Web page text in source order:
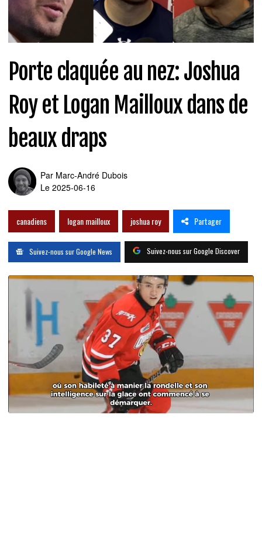
Porte claquée au nez: Joshua
Roy et Logan Mailloux dans de
beaux draps
Par Marc-André Dubois
Le 2025-06-16
canadiens logan mailloux joshua roy Partager
Suivez-nous sur Google News Suivez-nous sur Google Discover